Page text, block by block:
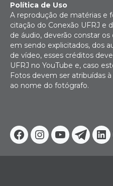
Facebook
Instagram
Youtube
Política de Uso
A reprodução de matérias e
citação do Conexão UFRJ e
de áudio, deverão constar
em sendo explicitados, dos
de vídeo, esses créditos
UFRJ no YouTube e, caso
Fotos devem ser atribuídas
ao nome do fotógrafo.